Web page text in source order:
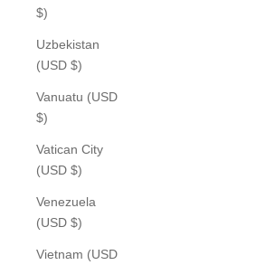
$)
Uzbekistan
(USD $)
Vanuatu (USD
$)
Vatican City
(USD $)
Venezuela
(USD $)
Vietnam (USD